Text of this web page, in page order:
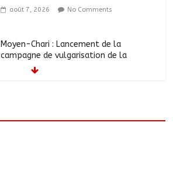
août 7, 2026 No Comments
Moyen-Chari : Lancement de la
campagne de vulgarisation de la
politique nationale de DDR
nouvelles instances locales à Sarh